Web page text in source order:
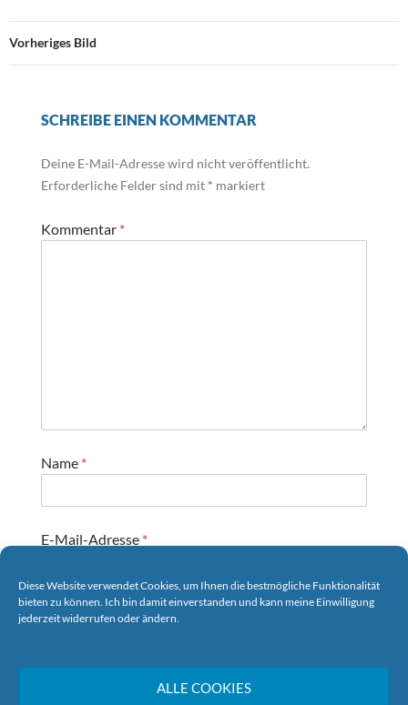
Diese Website verwendet Cookies, um Ihnen die bestmögliche Funktionalität
bieten zu können. Ich bin damit einverstanden und kann meine Einwilligung
jederzeit widerrufen oder ändern.
ALLE COOKIES
Vorheriges Bild
SCHREIBE EINEN KOMMENTAR
Deine E-Mail-Adresse wird nicht veröffentlicht.
Erforderliche Felder sind mit * markiert
Kommentar *
Name *
E-Mail-Adresse *
Website